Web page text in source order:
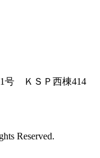
1号 ＫＳＰ西棟414
Reserved.